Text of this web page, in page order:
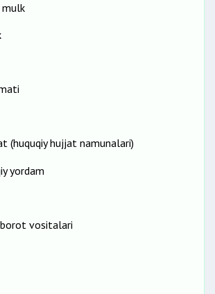
(huquqiy hujjat namunalari)
yordam
vositalari